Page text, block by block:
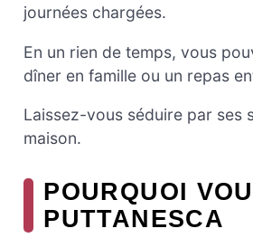
journées chargées.
En un rien de temps, vous
dîner en famille ou un repas
Laissez-vous séduire par ses
maison.
POURQUOI
PUTTANESCA